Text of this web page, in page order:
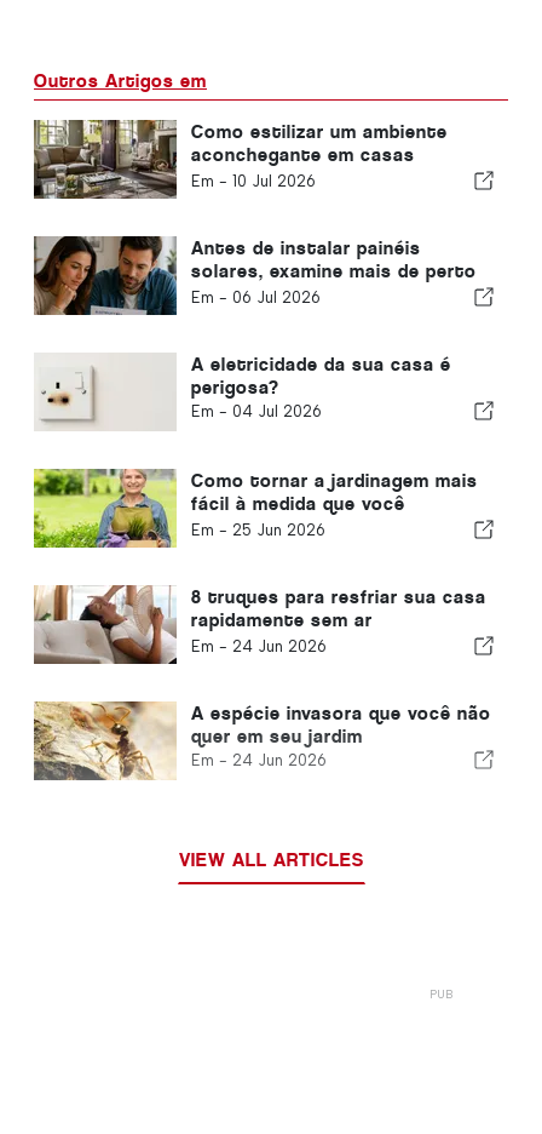
Outros Artigos em
Como estilizar um ambiente
aconchegante em casas
modernas
Em - 10 Jul 2026
Antes de instalar painéis
solares, examine mais de perto
sua conta de eletricidade
Em - 06 Jul 2026
A eletricidade da sua casa é
perigosa?
Em - 04 Jul 2026
Como tornar a jardinagem mais
fácil à medida que você
envelhece
Em - 25 Jun 2026
8 truques para resfriar sua casa
rapidamente sem ar
condicionado
Em - 24 Jun 2026
A espécie invasora que você não
quer em seu jardim
Em - 24 Jun 2026
VIEW ALL ARTICLES